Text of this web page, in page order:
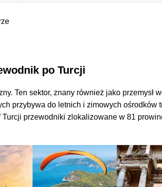
po Turcji
Ten sektor, znany również jako przemysł
przybywa do letnich i zimowych ośrodków
Turcji przewodniki zlokalizowane w 81